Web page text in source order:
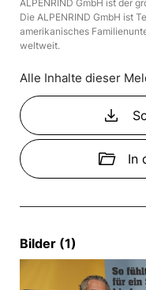
ALPENRIND GmbH ist der
Die ALPENRIND GmbH ist
amerikanisches
weltweit.
Alle Inhalte dieser
download
folder_open In
Bilder (1)